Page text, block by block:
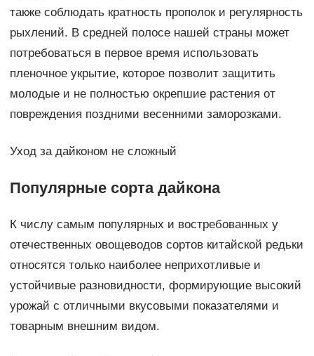
также соблюдать кратность прополок и регулярность
рыхлений. В средней полосе нашей страны может
потребоваться в первое время использовать
пленочное укрытие, которое позволит защитить
молодые и не полностью окрепшие растения от
повреждения поздними весенними заморозками.
Уход за дайконом не сложный
Популярные сорта дайкона
К числу самым популярных и востребованных у
отечественных овощеводов сортов китайской редьки
относятся только наиболее неприхотливые и
устойчивые разновидности, формирующие высокий
урожай с отличными вкусовыми показателями и
товарным внешним видом.